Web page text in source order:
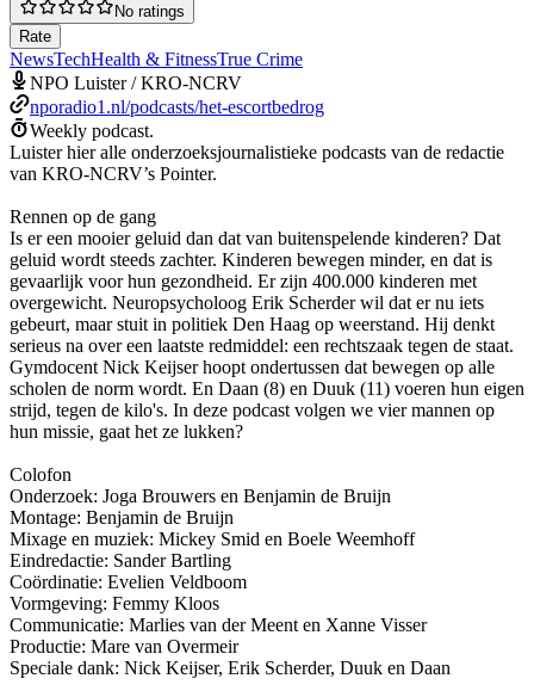
No ratings
Rate
NewsTechHealth & FitnessTrue Crime
NPO Luister / KRO-NCRV
nporadio1.nl/podcasts/het-escortbedrog
Weekly podcast.
Luister hier alle onderzoeksjournalistieke podcasts van de redactie
van KRO-NCRV’s Pointer.
Rennen op de gang
Is er een mooier geluid dan dat van buitenspelende kinderen? Dat
geluid wordt steeds zachter. Kinderen bewegen minder, en dat is
gevaarlijk voor hun gezondheid. Er zijn 400.000 kinderen met
overgewicht. Neuropsycholoog Erik Scherder wil dat er nu iets
gebeurt, maar stuit in politiek Den Haag op weerstand. Hij denkt
serieus na over een laatste redmiddel: een rechtszaak tegen de staat.
Gymdocent Nick Keijser hoopt ondertussen dat bewegen op alle
scholen de norm wordt. En Daan (8) en Duuk (11) voeren hun eigen
strijd, tegen de kilo's. In deze podcast volgen we vier mannen op
hun missie, gaat het ze lukken?
Colofon
Onderzoek: Joga Brouwers en Benjamin de Bruijn
Montage: Benjamin de Bruijn
Mixage en muziek: Mickey Smid en Boele Weemhoff
Eindredactie: Sander Bartling
Coördinatie: Evelien Veldboom
Vormgeving: Femmy Kloos
Communicatie: Marlies van der Meent en Xanne Visser
Productie: Mare van Overmeir
Speciale dank: Nick Keijser, Erik Scherder, Duuk en Daan